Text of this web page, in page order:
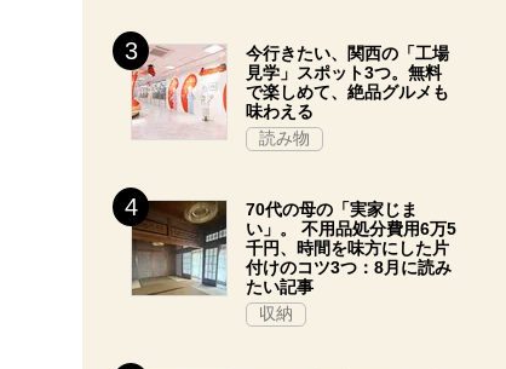
今行きたい、関西の「工場
見学」スポット3つ。無料
で楽しめて、絶品グルメも
味わえる
読み物
70代の母の「実家じま
い」。 不用品処分費用6万5
千円、時間を味方にした片
付けのコツ3つ：8月に読み
たい記事
収納